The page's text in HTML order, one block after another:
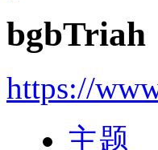
bgbTriah
https://
主题